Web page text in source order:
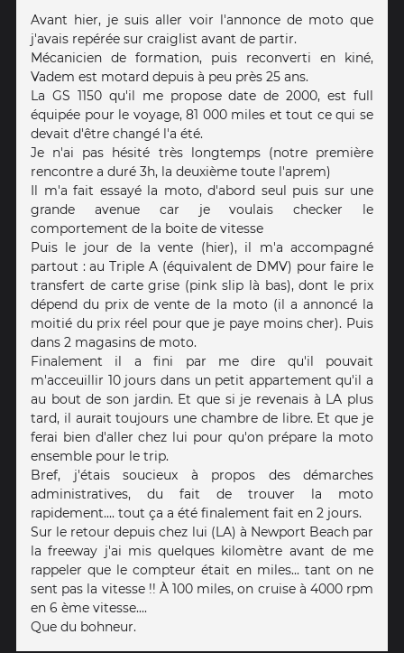
Avant hier, je suis aller voir l'annonce de moto que
j'avais repérée sur craiglist avant de partir.
Mécanicien de formation, puis reconverti en kiné,
Vadem est motard depuis à peu près 25 ans.
La GS 1150 qu'il me propose date de 2000, est full
équipée pour le voyage, 81 000 miles et tout ce qui se
devait d'être changé l'a été.
Je n'ai pas hésité très longtemps (notre première
rencontre a duré 3h, la deuxième toute l'aprem)
Il m'a fait essayé la moto, d'abord seul puis sur une
grande avenue car je voulais checker le
comportement de la boite de vitesse
Puis le jour de la vente (hier), il m'a accompagné
partout : au Triple A (équivalent de DMV) pour faire le
transfert de carte grise (pink slip là bas), dont le prix
dépend du prix de vente de la moto (il a annoncé la
moitié du prix réel pour que je paye moins cher). Puis
dans 2 magasins de moto.
Finalement il a fini par me dire qu'il pouvait
m'acceuillir 10 jours dans un petit appartement qu'il a
au bout de son jardin. Et que si je revenais à LA plus
tard, il aurait toujours une chambre de libre. Et que je
ferai bien d'aller chez lui pour qu'on prépare la moto
ensemble pour le trip.
Bref, j'étais soucieux à propos des démarches
administratives, du fait de trouver la moto
rapidement.... tout ça a été finalement fait en 2 jours.
Sur le retour depuis chez lui (LA) à Newport Beach par
la freeway j'ai mis quelques kilomètre avant de me
rappeler que le compteur était en miles... tant on ne
sent pas la vitesse !! À 100 miles, on cruise à 4000 rpm
en 6 ème vitesse....
Que du bohneur.